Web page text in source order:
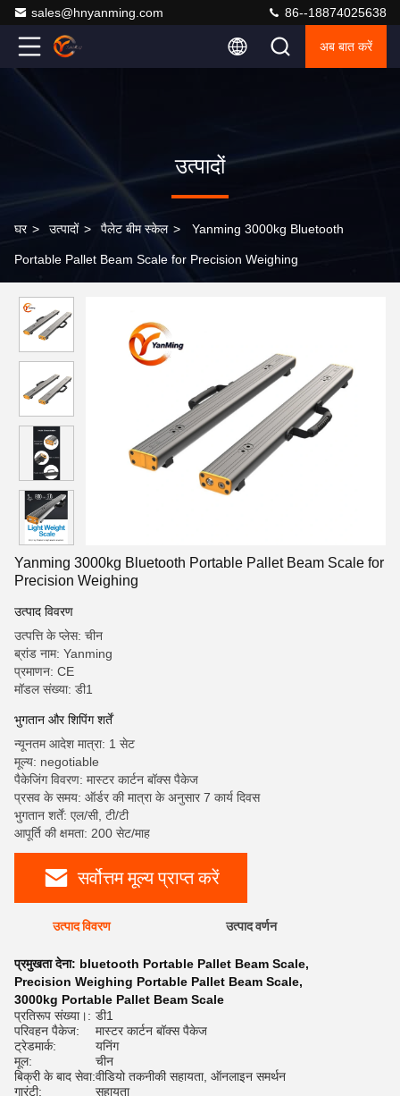
sales@hnyanming.com 86--18874025638
अब बात करें
उत्पादों
घर > उत्पादों > पैलेट बीम स्केल > Yanming 3000kg Bluetooth
Portable Pallet Beam Scale for Precision Weighing
Yanming 3000kg Bluetooth Portable Pallet Beam Scale for
Precision Weighing
उत्पाद विवरण
उत्पत्ति के प्लेस: चीन
ब्रांड नाम: Yanming
प्रमाणन: CE
मॉडल संख्या: डी1
भुगतान और शिपिंग शर्तें
न्यूनतम आदेश मात्रा: 1 सेट
मूल्य: negotiable
पैकेजिंग विवरण: मास्टर कार्टन बॉक्स पैकेज
प्रसव के समय: ऑर्डर की मात्रा के अनुसार 7 कार्य दिवस
भुगतान शर्तें: एल/सी, टी/टी
आपूर्ति की क्षमता: 200 सेट/माह
सर्वोत्तम मूल्य प्राप्त करें
उत्पाद विवरण उत्पाद वर्णन
प्रमुखता देना: bluetooth Portable Pallet Beam Scale,
Precision Weighing Portable Pallet Beam Scale,
3000kg Portable Pallet Beam Scale
प्रतिरूप संख्या।: डी1
परिवहन पैकेज:
मास्टर कार्टन बॉक्स पैकेज
ट्रेडमार्क:
यनिंग
मूल:
चीन
बिक्री के बाद सेवा:वीडियो तकनीकी सहायता, ऑनलाइन समर्थन
गारंटी:
सहायता